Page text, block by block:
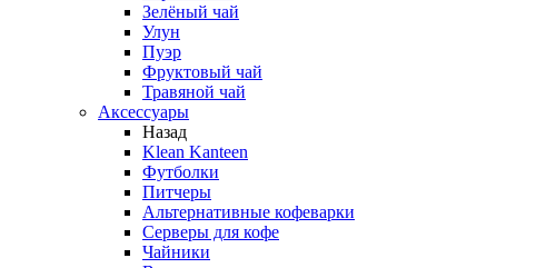
Зелёный чай
Улун
Пуэр
Фруктовый чай
Травяной чай
Аксессуары
Назад
Klean Kanteen
Футболки
Питчеры
Альтернативные кофеварки
Серверы для кофе
Чайники